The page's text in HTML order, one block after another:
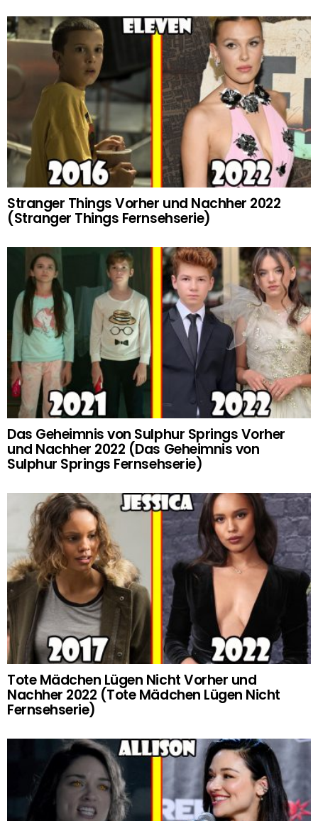
Stranger Things Vorher und Nachher 2022
(Stranger Things Fernsehserie)
Das Geheimnis von Sulphur Springs Vorher
und Nachher 2022 (Das Geheimnis von
Sulphur Springs Fernsehserie)
Tote Mädchen Lügen Nicht Vorher und
Nachher 2022 (Tote Mädchen Lügen Nicht
Fernsehserie)